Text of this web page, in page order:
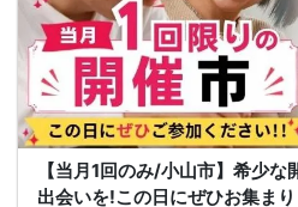
【当月1回のみ/小山市】希少な
出会いを!この日にぜひお集ま